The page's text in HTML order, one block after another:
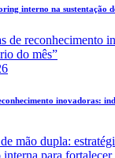
interno na sustentação
inovadoras: